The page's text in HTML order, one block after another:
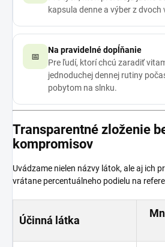
kapsula denne a výber z dvoch
📅
Na pravidelné dopĺňanie
Pre ľudí, ktorí chcú zaradiť
jednoduchej dennej rutiny
pobytom na slnku.
Transparentné zloženie
kompromisov
Uvádzame nielen názvy látok, ale aj ich
vrátane percentuálneho podielu na
Účinná látka